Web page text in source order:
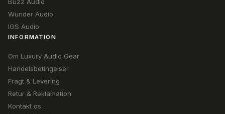
Buzz Audio
Wunder Audio
IGS Audio
INFORMATION
Om Luxury Audio Gear
Handelsbetingelser
Fragt & Levering
Retur & Reklamation
Kontakt os